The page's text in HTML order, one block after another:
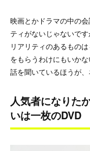
映画とかドラマの中の
ティがないじゃないで
リアリティのあるもの
をもらうわけにもいか
話を聞いているほうが、
人気者になりた
いは一枚のDVD